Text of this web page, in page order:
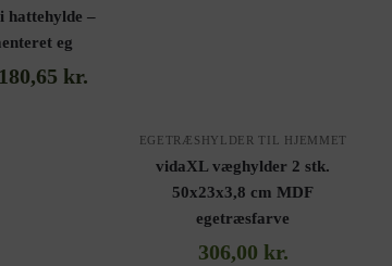
hattehylde –
eg
kr.
EGETRÆSHYLDER TIL HJEMMET
vidaXL væghylder 2 stk.
50x23x3,8 cm MDF
egetræsfarve
306,00 kr.